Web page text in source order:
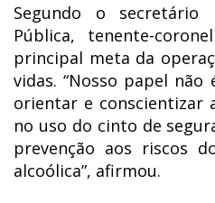
Segundo o secretário
Pública, tenente-
principal meta da
vidas. “Nosso papel
orientar e conscientizar
no uso do cinto de
prevenção aos riscos
alcoólica”, afirmou.